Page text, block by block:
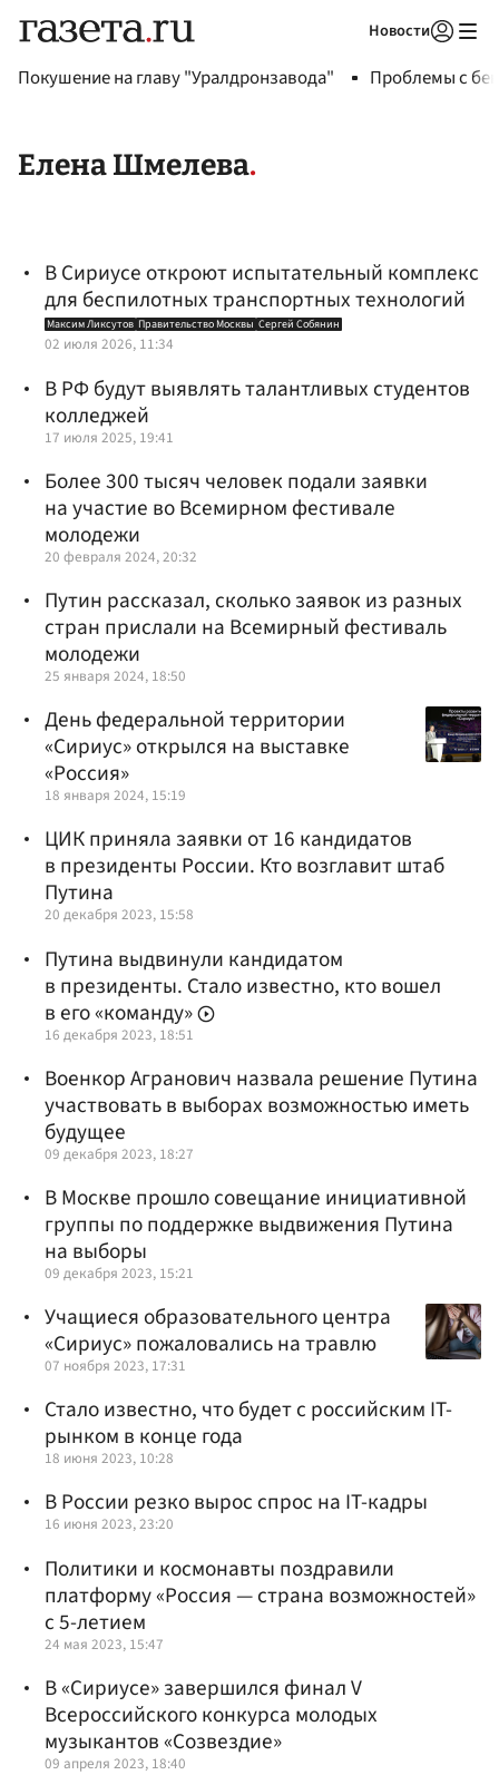
Новости
Покушение на главу "Уралдронзавода" Проблемы с
Елена Шмелева
В Сириусе откроют испытательный комплекс
для беспилотных транспортных технологий
Максим Ликсутов Правительство Москвы Сергей Собянин
02 июля 2026, 11:34
В РФ будут выявлять талантливых студентов
колледжей
17 июля 2025, 19:41
Более 300 тысяч человек подали заявки
на участие во Всемирном фестивале
молодежи
20 февраля 2024, 20:32
Путин рассказал, сколько заявок из разных
стран прислали на Всемирный фестиваль
молодежи
25 января 2024, 18:50
День федеральной территории
«Сириус» открылся на выставке
«Россия»
18 января 2024, 15:19
ЦИК приняла заявки от 16 кандидатов
в президенты России. Кто возглавит штаб
Путина
20 декабря 2023, 15:58
Путина выдвинули кандидатом
в президенты. Стало известно, кто вошел
в его «команду»
16 декабря 2023, 18:51
Военкор Агранович назвала решение Путина
участвовать в выборах возможностью иметь
будущее
09 декабря 2023, 18:27
В Москве прошло совещание инициативной
группы по поддержке выдвижения Путина
на выборы
09 декабря 2023, 15:21
Учащиеся образовательного центра
«Сириус» пожаловались на травлю
07 ноября 2023, 17:31
Стало известно, что будет с российским IT-
рынком в конце года
18 июня 2023, 10:28
В России резко вырос спрос на IT-кадры
16 июня 2023, 23:20
Политики и космонавты поздравили
платформу «Россия — страна возможностей»
с 5-летием
24 мая 2023, 15:47
В «Сириусе» завершился финал V
Всероссийского конкурса молодых
музыкантов «Созвездие»
09 апреля 2023, 18:40